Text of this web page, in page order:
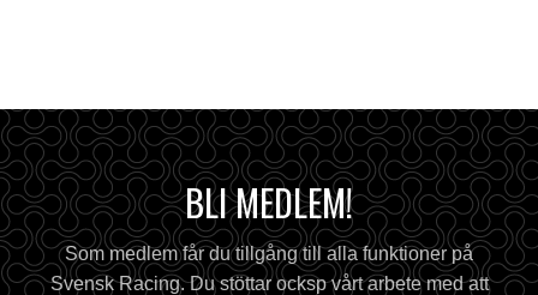
BLI MEDLEM!
Som medlem får du tillgång till alla funktioner på
Svensk Racing. Du stöttar ocksp vårt arbete med att